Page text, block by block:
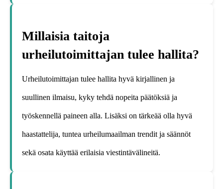
Millaisia taitoja
urheilutoimittajan tulee hallita?
Urheilutoimittajan tulee hallita hyvä kirjallinen ja
suullinen ilmaisu, kyky tehdä nopeita päätöksiä ja
työskennellä paineen alla. Lisäksi on tärkeää olla hyvä
haastattelija, tuntea urheilumaailman trendit ja säännöt
sekä osata käyttää erilaisia viestintävälineitä.